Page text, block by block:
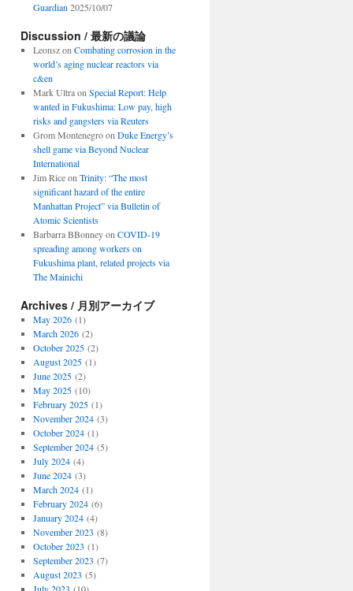
Guardian 2025/10/07
Discussion / 最新の議論
Leonszon Combating corrosion in the
world’s aging nuclear reactors via
c&en
Mark Ultraon Special Report: Help
wanted in Fukushima: Low pay, high
risks and gangsters via Reuters
Grom Montenegroon Duke Energy’s
shell game via Beyond Nuclear
International
Jim Riceon Trinity: “The most
significant hazard of the entire
Manhattan Project” via Bulletin of
Atomic Scientists
Barbarra BBonneyon COVID-19
spreading among workers on
Fukushima plant, related projects via
The Mainichi
Archives / 月別アーカイブ
May 2026(1)
March 2026(2)
October 2025(2)
August 2025(1)
June 2025(2)
May 2025(10)
February 2025(1)
November 2024(3)
October 2024(1)
September 2024(5)
July 2024(4)
June 2024(3)
March 2024(1)
February 2024(6)
January 2024(4)
November 2023 (8)
October 2023 (1)
September 2023 (7)
August 2023 (5)